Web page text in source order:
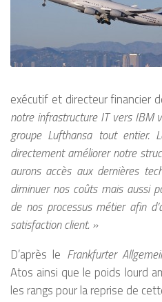
exécutif et directeur financier
notre infrastructure IT vers IBM
groupe Lufthansa tout entier.
directement améliorer notre
aurons accès aux dernières
diminuer nos coûts mais aussi
de nos processus métier afin
satisfaction client. »
D’après le Frankfurter
Atos ainsi que le poids lourd
les rangs pour la reprise de